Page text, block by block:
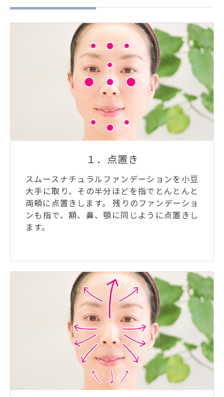
１．点置き
スムースナチュラルファンデーションを小豆
大手に取り、その半分ほどを指でとんとんと
両頬に点置きします。 残りのファンデーショ
ンも指で、額、鼻、顎に同じように点置きし
ます。